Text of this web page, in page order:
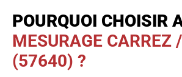
POURQUOI CHOISIR
MESURAGE CARREZ
(57640) ?